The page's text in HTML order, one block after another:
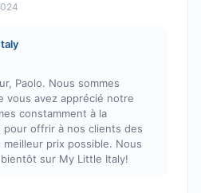
Paolo. Nous sommes
vous avez apprécié notre
constamment à la
pour offrir à nos clients des
prix possible. Nous
sur My Little Italy!